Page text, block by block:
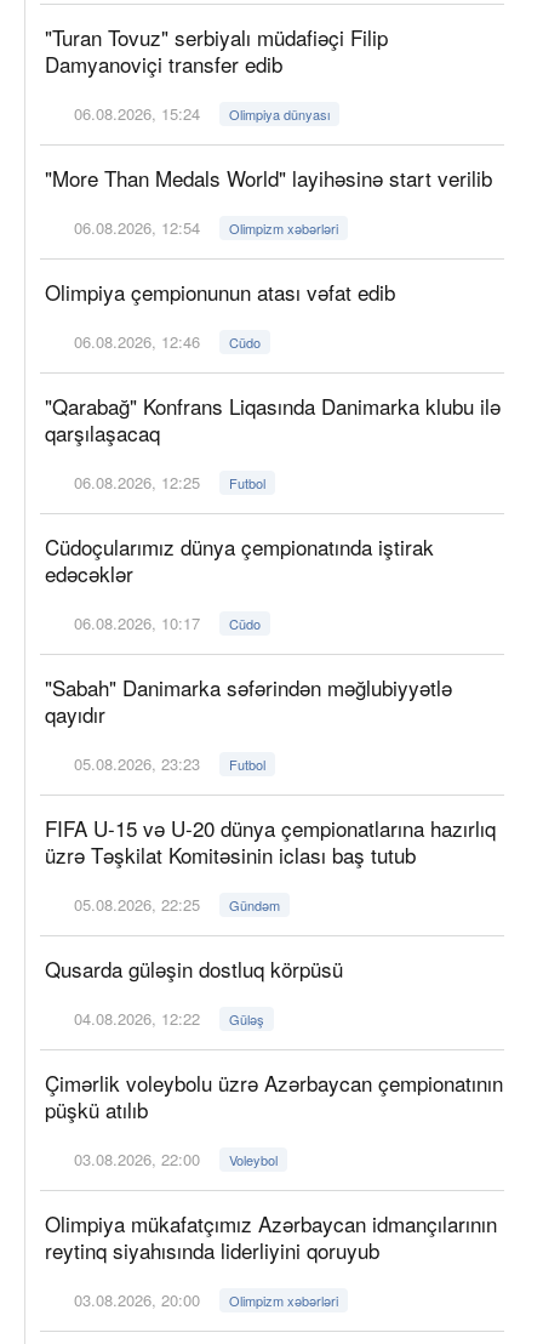
"Turan Tovuz" serbiyalı müdafiəçi Filip
Damyanoviçi transfer edib
06.08.2026, 15:24 Olimpiya dünyası
"More Than Medals World" layihəsinə start verilib
06.08.2026, 12:54 Olimpizm xəbərləri
Olimpiya çempionunun atası vəfat edib
06.08.2026, 12:46 Cüdo
"Qarabağ" Konfrans Liqasında Danimarka klubu ilə
qarşılaşacaq
06.08.2026, 12:25 Futbol
Cüdoçularımız dünya çempionatında iştirak
edəcəklər
06.08.2026, 10:17 Cüdo
"Sabah" Danimarka səfərindən məğlubiyyətlə
qayıdır
05.08.2026, 23:23 Futbol
FIFA U-15 və U-20 dünya çempionatlarına hazırlıq
üzrə Təşkilat Komitəsinin iclası baş tutub
05.08.2026, 22:25 Gündəm
Qusarda güləşin dostluq körpüsü
04.08.2026, 12:22 Güləş
Çimərlik voleybolu üzrə Azərbaycan çempionatının
püşkü atılıb
03.08.2026, 22:00 Voleybol
Olimpiya mükafatçımız Azərbaycan idmançılarının
reytinq siyahısında liderliyini qoruyub
03.08.2026, 20:00 Olimpizm xəbərləri